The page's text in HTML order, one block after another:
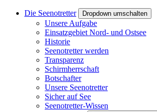
Die Seenotretter Dropdown umschalten
Unsere Aufgabe
Einsatzgebiet Nord- und Ostsee
Historie
Seenotretter werden
Transparenz
Schirmherrschaft
Botschafter
Unsere Seenotretter
Sicher auf See
Seenotretter-Wissen